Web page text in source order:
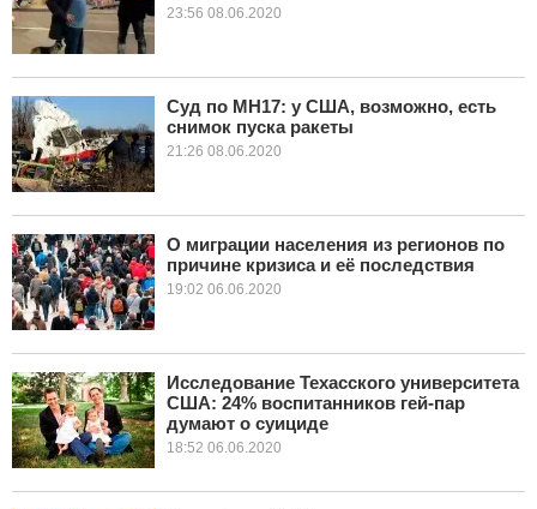
23:56 08.06.2020
Суд по МН17: у США, возможно, есть
снимок пуска ракеты
21:26 08.06.2020
О миграции населения из регионов по
причине кризиса и её последствия
19:02 06.06.2020
Исследование Техасского университета
США: 24% воспитанников гей-пар
думают о суициде
18:52 06.06.2020